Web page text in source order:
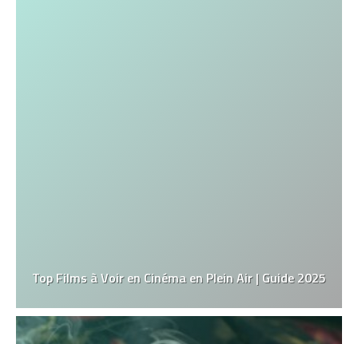
Top Films à Voir en Cinéma en Plein Air | Guide 2025